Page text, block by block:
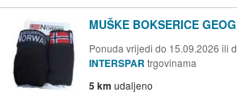
MUŠKE BOKSERICE
Ponuda vrijedi do 15.09.2026 ili
INTERSPAR trgovinama
5 km udaljeno